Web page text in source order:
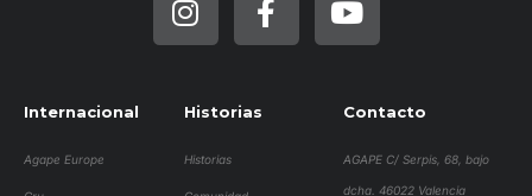
Internacional
Agape Europe
Historias
Historias
Contacto
AGAPE C/ Serpis, 68, bajo
dcha. 46022 Valencia